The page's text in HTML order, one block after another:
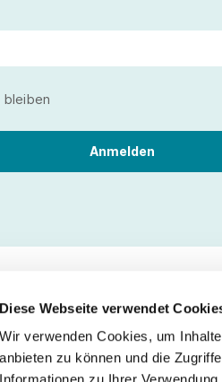
Diese Webseite verwendet
Wir verwenden Cookies, um
anbieten zu können und die
bleiben